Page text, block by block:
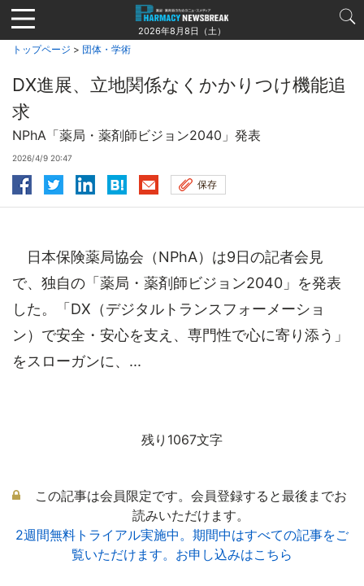
Jump
to
navigation
2026年8月8日（土）
トップページ > 団体・学術
DX進展、立地関係なくかかりつけ機能追
求
NPhA「薬局・薬剤師ビジョン2040」発表
2026/4/9 20:47
保存
日本保険薬局協会（NPhA）は9日の記者会見
で、独自の「薬局・薬剤師ビジョン2040」を発表
した。「DX（デジタルトランスフォーメーショ
ン）で安全・安心を支え、専門性で心に寄り添う」
をスローガンに、...
残り1067文字
この記事は会員限定です。会員登録すると最後までお
読みいただけます。
2週間無料トライアル実施中。期間中はすべての記事をご
覧いただけます。お申し込みはこちら